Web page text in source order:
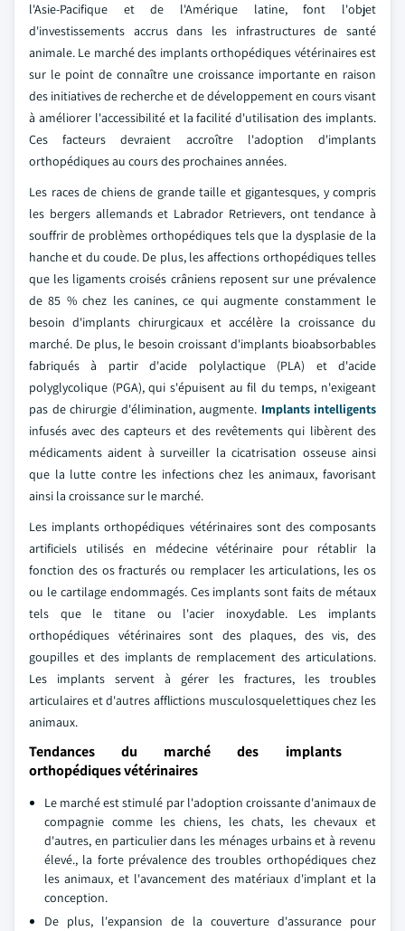
l'Asie-Pacifique et de l'Amérique latine, font l'objet
d'investissements accrus dans les infrastructures de santé
animale. Le marché des implants orthopédiques vétérinaires est
sur le point de connaître une croissance importante en raison
des initiatives de recherche et de développement en cours visant
à améliorer l'accessibilité et la facilité d'utilisation des implants.
Ces facteurs devraient accroître l'adoption d'implants
orthopédiques au cours des prochaines années.
Les races de chiens de grande taille et gigantesques, y compris
les bergers allemands et Labrador Retrievers, ont tendance à
souffrir de problèmes orthopédiques tels que la dysplasie de la
hanche et du coude. De plus, les affections orthopédiques telles
que les ligaments croisés crâniens reposent sur une prévalence
de 85 % chez les canines, ce qui augmente constamment le
besoin d'implants chirurgicaux et accélère la croissance du
marché. De plus, le besoin croissant d'implants bioabsorbables
fabriqués à partir d'acide polylactique (PLA) et d'acide
polyglycolique (PGA), qui s'épuisent au fil du temps, n'exigeant
pas de chirurgie d'élimination, augmente. Implants intelligents
infusés avec des capteurs et des revêtements qui libèrent des
médicaments aident à surveiller la cicatrisation osseuse ainsi
que la lutte contre les infections chez les animaux, favorisant
ainsi la croissance sur le marché.
Les implants orthopédiques vétérinaires sont des composants
artificiels utilisés en médecine vétérinaire pour rétablir la
fonction des os fracturés ou remplacer les articulations, les os
ou le cartilage endommagés. Ces implants sont faits de métaux
tels que le titane ou l'acier inoxydable. Les implants
orthopédiques vétérinaires sont des plaques, des vis, des
goupilles et des implants de remplacement des articulations.
Les implants servent à gérer les fractures, les troubles
articulaires et d'autres afflictions musculosquelettiques chez les
animaux.
Tendances du marché des implants
orthopédiques vétérinaires
Le marché est stimulé par l'adoption croissante d'animaux de
compagnie comme les chiens, les chats, les chevaux et
d'autres, en particulier dans les ménages urbains et à revenu
élevé., la forte prévalence des troubles orthopédiques chez
les animaux, et l'avancement des matériaux d'implant et la
conception.
De plus, l'expansion de la couverture d'assurance pour